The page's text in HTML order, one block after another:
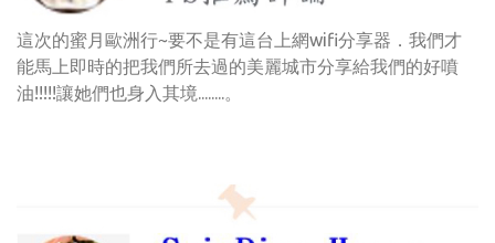
這次的蜜月歐洲行~要不是有這台上網wifi分享器．我們才
能馬上即時的把我們所去過的美麗城市分享給我們的好噴
油!!!!!讓她們也身入其境........。